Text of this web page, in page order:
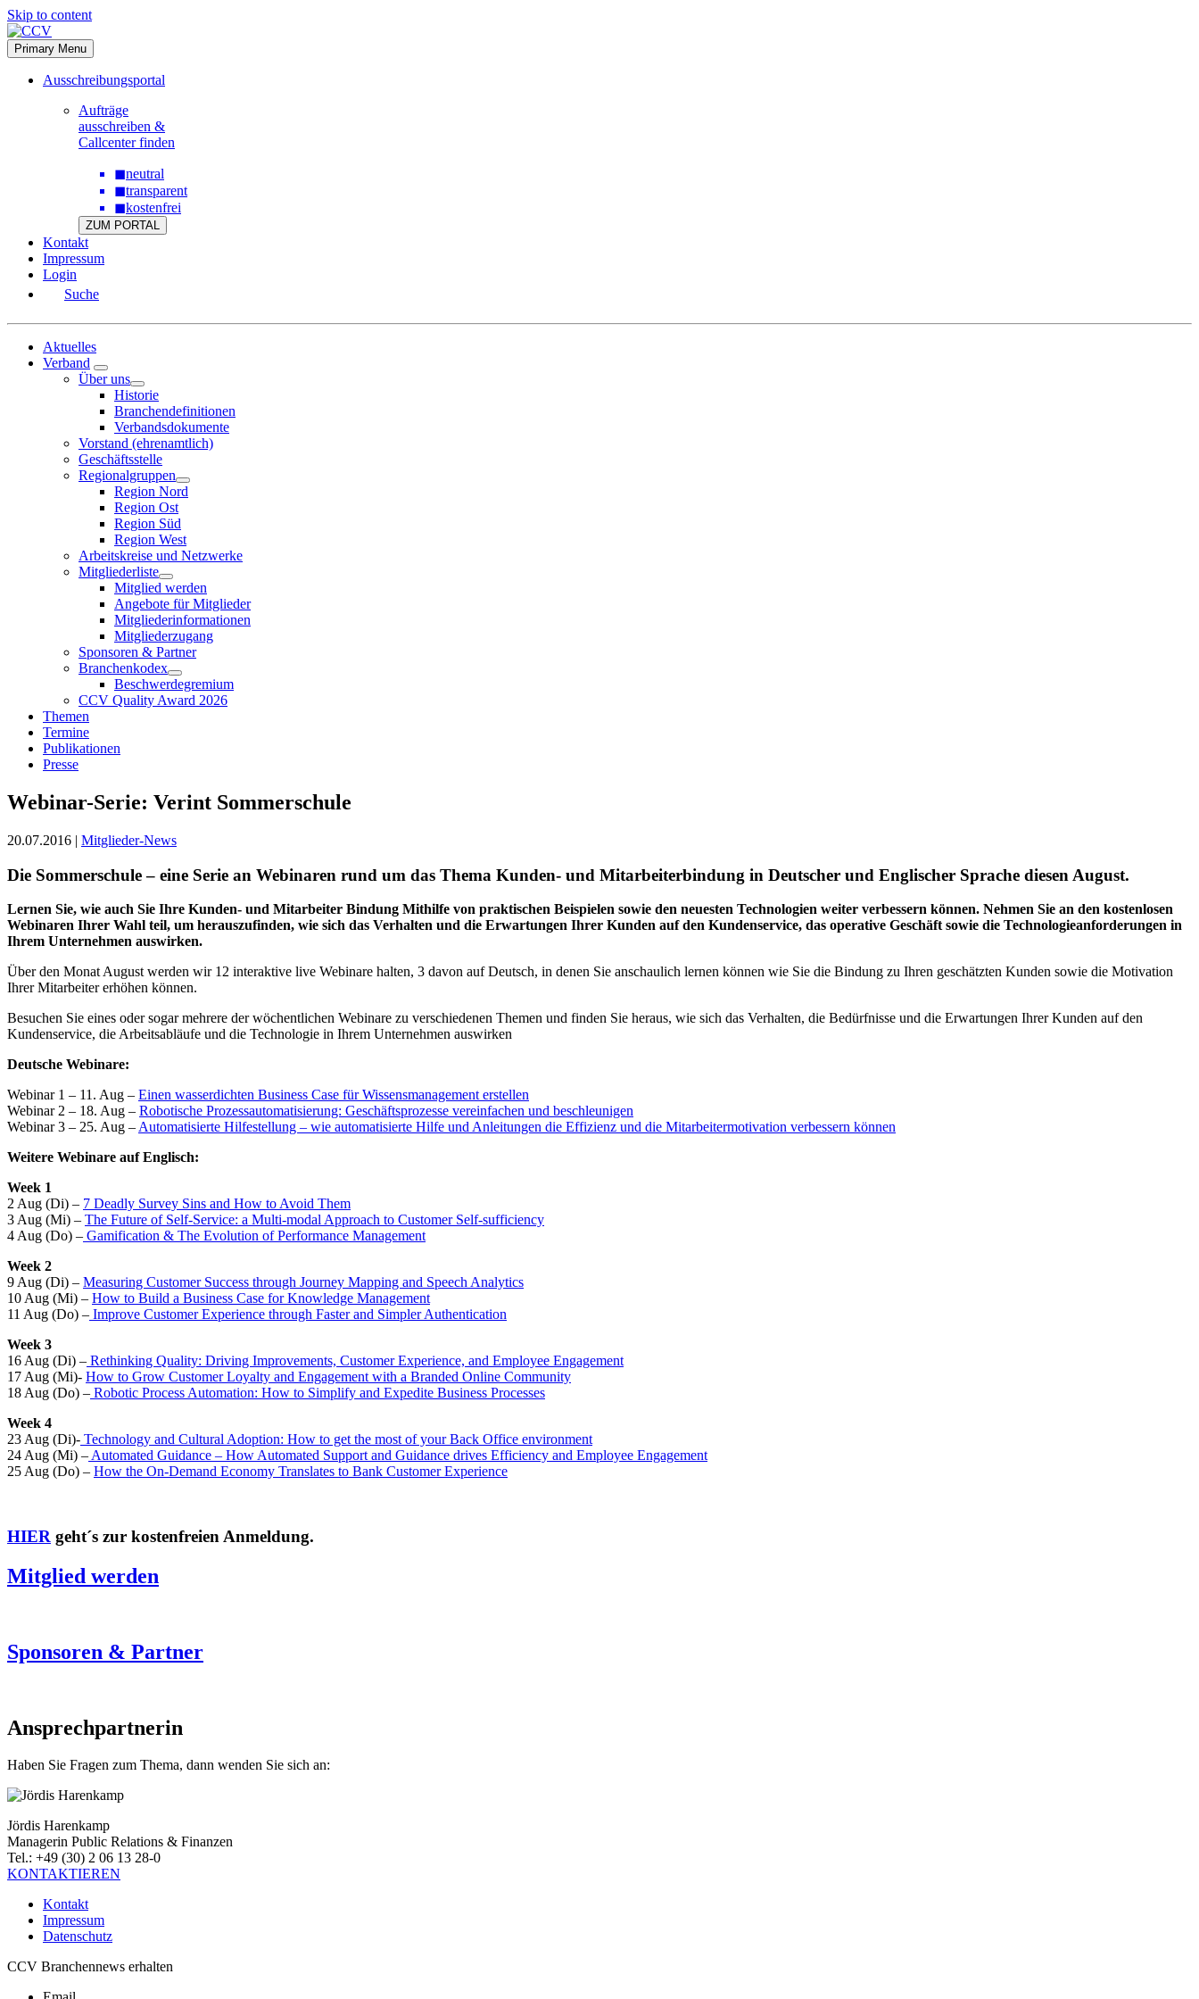
Skip to content
Primary Menu
Ausschreibungsportal
Aufträge
ausschreiben &
Callcenter finden
◼neutral
◼transparent
◼kostenfrei
ZUM PORTAL
Kontakt
Impressum
Login
Suche
Aktuelles
Verband
Über uns
Historie
Branchendefinitionen
Verbandsdokumente
Vorstand (ehrenamtlich)
Geschäftsstelle
Regionalgruppen
Region Nord
Region Ost
Region Süd
Region West
Arbeitskreise und Netzwerke
Mitgliederliste
Mitglied werden
Angebote für Mitglieder
Mitgliederinformationen
Mitgliederzugang
Sponsoren & Partner
Branchenkodex
Beschwerdegremium
CCV Quality Award 2026
Themen
Termine
Publikationen
Presse
Webinar-Serie: Verint Sommerschule
20.07.2016 | Mitglieder-News
Die Sommerschule – eine Serie an Webinaren rund um das Thema Kunden- und Mitarbeiterbindung in Deutscher und Englischer Sprache diesen August.
Lernen Sie, wie auch Sie Ihre Kunden- und Mitarbeiter Bindung Mithilfe von praktischen Beispielen sowie den neuesten Technologien weiter verbessern können. Nehmen Sie an den kostenlosen
Webinaren Ihrer Wahl teil, um herauszufinden, wie sich das Verhalten und die Erwartungen Ihrer Kunden auf den Kundenservice, das operative Geschäft sowie die Technologieanforderungen in
Ihrem Unternehmen auswirken.
Über den Monat August werden wir 12 interaktive live Webinare halten, 3 davon auf Deutsch, in denen Sie anschaulich lernen können wie Sie die Bindung zu Ihren geschätzten Kunden sowie die Motivation
Ihrer Mitarbeiter erhöhen können.
Besuchen Sie eines oder sogar mehrere der wöchentlichen Webinare zu verschiedenen Themen und finden Sie heraus, wie sich das Verhalten, die Bedürfnisse und die Erwartungen Ihrer Kunden auf den
Kundenservice, die Arbeitsabläufe und die Technologie in Ihrem Unternehmen auswirken
Deutsche Webinare:
Webinar 1 – 11. Aug – Einen wasserdichten Business Case für Wissensmanagement erstellen
Webinar 2 – 18. Aug – Robotische Prozessautomatisierung: Geschäftsprozesse vereinfachen und beschleunigen
Webinar 3 – 25. Aug – Automatisierte Hilfestellung – wie automatisierte Hilfe und Anleitungen die Effizienz und die Mitarbeitermotivation verbessern können
Weitere Webinare auf Englisch:
Week 1
2 Aug (Di) – 7 Deadly Survey Sins and How to Avoid Them
3 Aug (Mi) – The Future of Self-Service: a Multi-modal Approach to Customer Self-sufficiency
4 Aug (Do) – Gamification & The Evolution of Performance Management
Week 2
9 Aug (Di) – Measuring Customer Success through Journey Mapping and Speech Analytics
10 Aug (Mi) – How to Build a Business Case for Knowledge Management
11 Aug (Do) – Improve Customer Experience through Faster and Simpler Authentication
Week 3
16 Aug (Di) – Rethinking Quality: Driving Improvements, Customer Experience, and Employee Engagement
17 Aug (Mi)- How to Grow Customer Loyalty and Engagement with a Branded Online Community
18 Aug (Do) – Robotic Process Automation: How to Simplify and Expedite Business Processes
Week 4
23 Aug (Di)- Technology and Cultural Adoption: How to get the most of your Back Office environment
24 Aug (Mi) – Automated Guidance – How Automated Support and Guidance drives Efficiency and Employee Engagement
25 Aug (Do) – How the On-Demand Economy Translates to Bank Customer Experience
HIER geht´s zur kostenfreien Anmeldung.
Mitglied werden
Sponsoren & Partner
Ansprechpartnerin
Haben Sie Fragen zum Thema, dann wenden Sie sich an:
Jördis Harenkamp
Managerin Public Relations & Finanzen
Tel.: +49 (30) 2 06 13 28-0
KONTAKTIEREN
Kontakt
Impressum
Datenschutz
CCV Branchennews erhalten